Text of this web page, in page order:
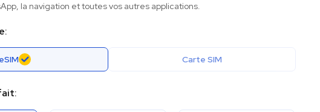
la navigation et toutes vos autres applications.
eSIM Carte SIM